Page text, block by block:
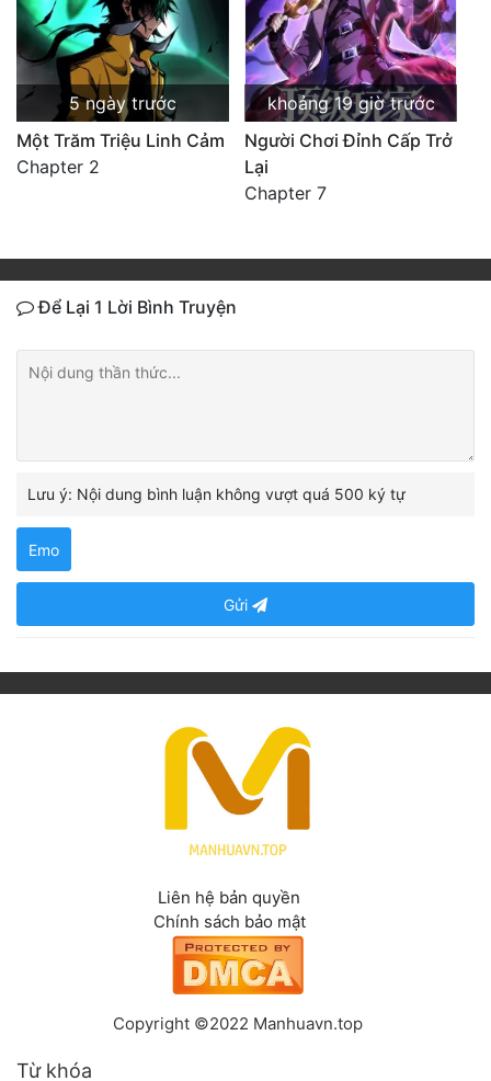
5 ngày trước
Một Trăm Triệu Linh Cảm
Chapter 2
khoảng 19 giờ trước
Người Chơi Đỉnh Cấp Trở
Lại
Chapter 7
Để Lại 1 Lời Bình Truyện
Lưu ý: Nội dung bình luận không vượt quá 500 ký tự
Emo
Gửi
Liên hệ bản quyền
Chính sách bảo mật
Copyright ©2022 Manhuavn.top
Từ khóa